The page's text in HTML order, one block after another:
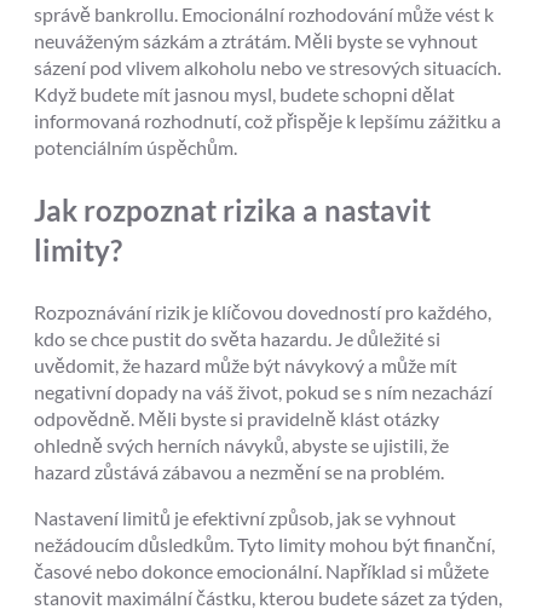
správě bankrollu. Emocionální rozhodování může vést k
neuváženým sázkám a ztrátám. Měli byste se vyhnout
sázení pod vlivem alkoholu nebo ve stresových situacích.
Když budete mít jasnou mysl, budete schopni dělat
informovaná rozhodnutí, což přispěje k lepšímu zážitku a
potenciálním úspěchům.
Jak rozpoznat rizika a nastavit
limity?
Rozpoznávání rizik je klíčovou dovedností pro každého,
kdo se chce pustit do světa hazardu. Je důležité si
uvědomit, že hazard může být návykový a může mít
negativní dopady na váš život, pokud se s ním nezachází
odpovědně. Měli byste si pravidelně klást otázky
ohledně svých herních návyků, abyste se ujistili, že
hazard zůstává zábavou a nezmění se na problém.
Nastavení limitů je efektivní způsob, jak se vyhnout
nežádoucím důsledkům. Tyto limity mohou být finanční,
časové nebo dokonce emocionální. Například si můžete
stanovit maximální částku, kterou budete sázet za týden,